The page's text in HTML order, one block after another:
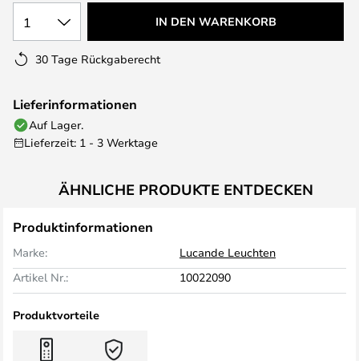
1 IN DEN WARENKORB
30 Tage Rückgaberecht
Lieferinformationen
Auf Lager.
Lieferzeit: 1 - 3 Werktage
ÄHNLICHE PRODUKTE ENTDECKEN
Produktinformationen
Marke:
Lucande Leuchten
Artikel Nr.:
10022090
Produktvorteile